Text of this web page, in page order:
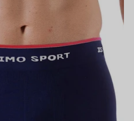
Sport
Oceano